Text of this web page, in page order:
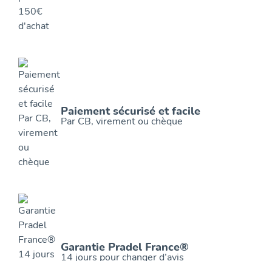
Paiement sécurisé et facile
Par CB, virement ou chèque
Garantie Pradel France®
14 jours pour changer d’avis